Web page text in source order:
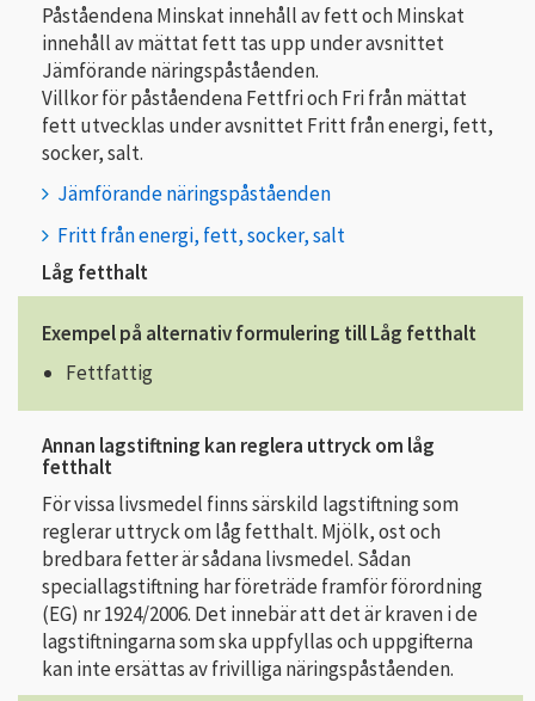
Påståendena Minskat innehåll av fett och Minskat
innehåll av mättat fett tas upp under avsnittet
Jämförande näringspåståenden.
Villkor för påståendena Fettfri och Fri från mättat
fett utvecklas under avsnittet Fritt från energi, fett,
socker, salt.
Jämförande näringspåståenden
Fritt från energi, fett, socker, salt
Låg fetthalt
Exempel på alternativ formulering till Låg fetthalt
Fettfattig
Annan lagstiftning kan reglera uttryck om låg
fetthalt
För vissa livsmedel finns särskild lagstiftning som
reglerar uttryck om låg fetthalt. Mjölk, ost och
bredbara fetter är sådana livsmedel. Sådan
speciallagstiftning har företräde framför förordning
(EG) nr 1924/2006. Det innebär att det är kraven i de
lagstiftningarna som ska uppfyllas och uppgifterna
kan inte ersättas av frivilliga näringspåståenden.